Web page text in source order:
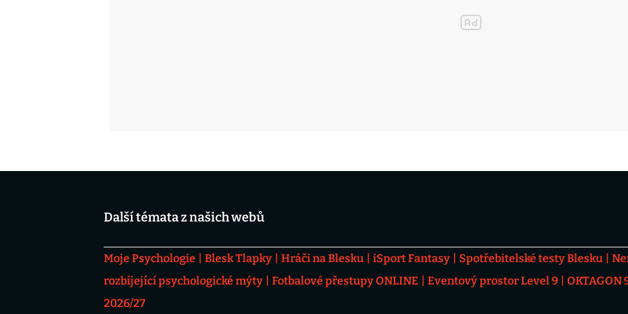
Další témata z našich webů
Moje Psychologie Blesk Tlapky Hráči na Blesku iSport Fantasy Spotřebitelské testy Blesku
rozbíjející psychologické mýty
Fotbalové přestupy ONLINE Eventový prostor Level 9
OKTAGON
2026/27